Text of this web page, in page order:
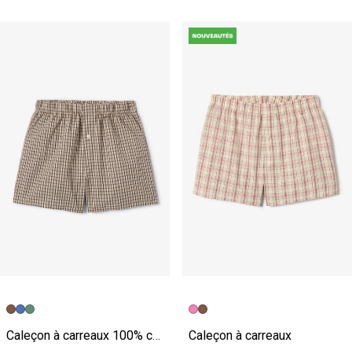
Caleçon à carreaux 100% coton
Caleçon à carreaux